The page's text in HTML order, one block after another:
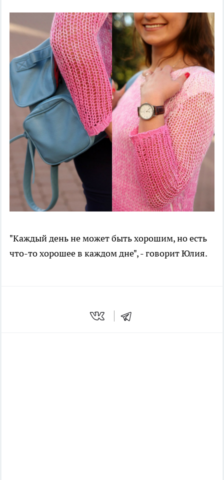
"Каждый день не может быть хорошим, но есть
что-то хорошее в каждом дне", - говорит Юлия.